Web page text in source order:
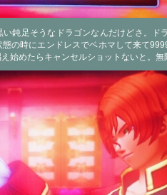
鈍足そうなドラゴンなんだけどさ。ド
の時にエンドレスでベホマして来て
始めたらキャンセルショットないと。無